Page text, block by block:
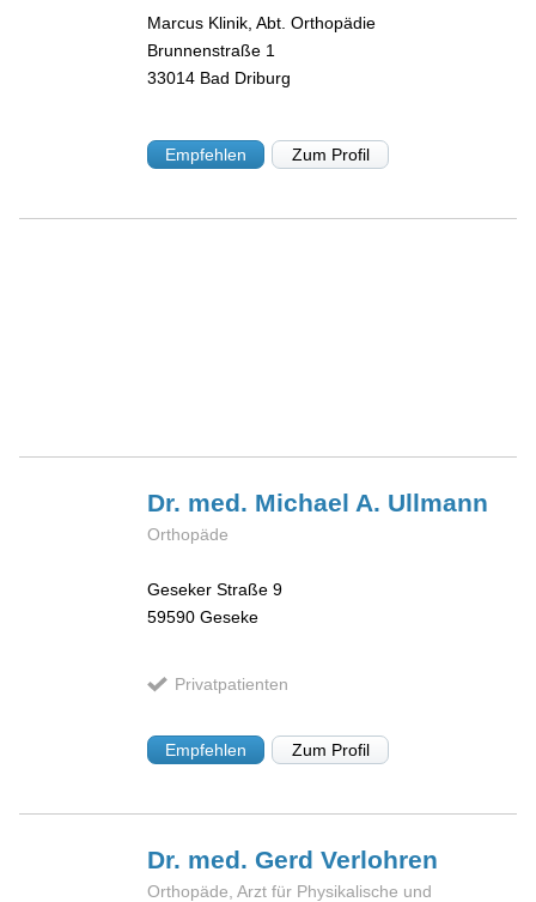
Marcus Klinik, Abt. Orthopädie
Brunnenstraße 1
33014 Bad Driburg
Empfehlen Zum Profil
Dr. med. Michael A. Ullmann
Orthopäde
Geseker Straße 9
59590 Geseke
Privatpatienten
Empfehlen Zum Profil
Dr. med. GerdVerlohren
Orthopäde, Arzt für Physikalische und